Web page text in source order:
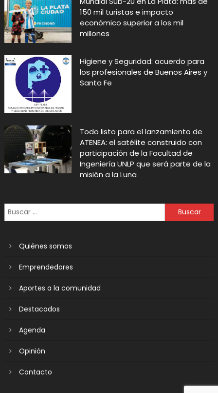
150 mil turistas e impacto
económico superior a los mil
millones
Higiene y Seguridad: acuerdo para
los profesionales de Buenos Aires y
Santa Fe
Todo listo para el lanzamiento de
ATENEA: el satélite construido con
participación de la Facultad de
Ingeniería UNLP que será parte de la
misión a la Luna
Quiénes somos
Emprendedores
Aportes a la comunidad
Destacados
Agenda
Opinión
Contacto